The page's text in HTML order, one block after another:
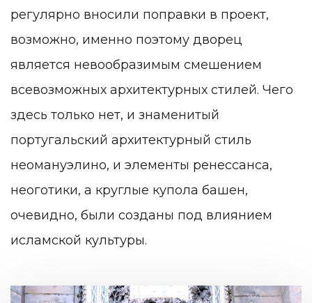
регулярно вносили поправки в проект,
возможно, именно поэтому дворец
является невообразимым смешением
всевозможных архитектурных стилей. Чего
здесь только нет, и знаменитый
португальский архитектурный стиль
неомануэлино, и элементы ренессанса,
неоготики, а круглые купола башен,
очевидно, были созданы под влиянием
исламской культуры.